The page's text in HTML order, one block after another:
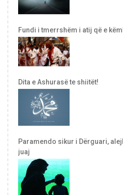
Fundi i tmerrshëm i atij që e
Dita e Ashurasë te shiitët!
Paramendo sikur i Dërguari,
juaj